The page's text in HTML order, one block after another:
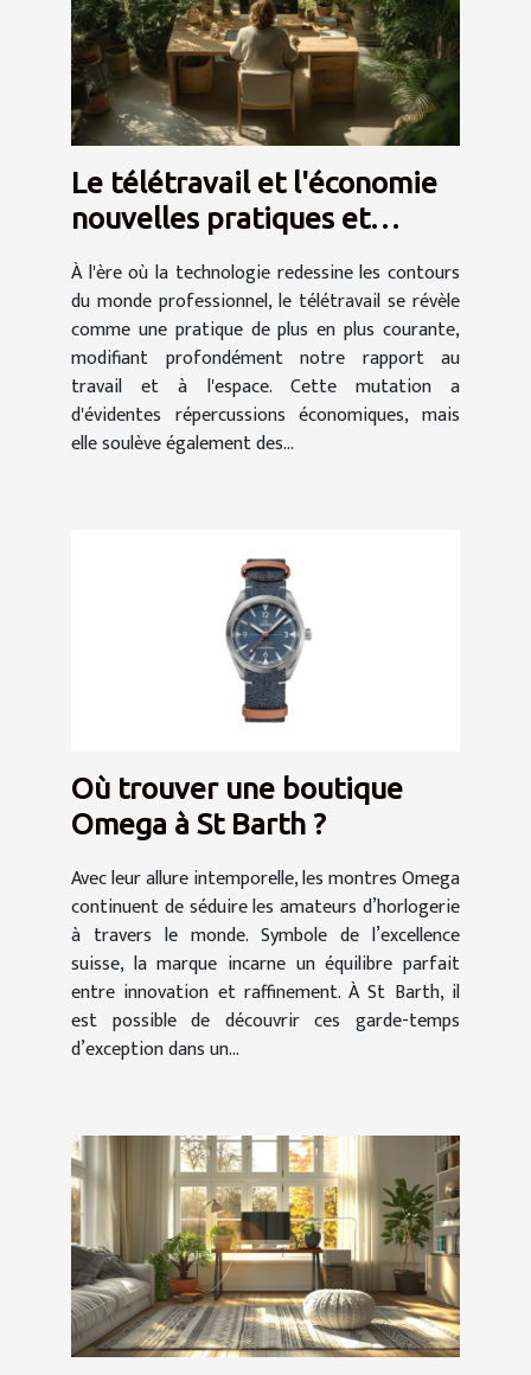
Le télétravail et l'économie
nouvelles pratiques et
implications fiscales
À l'ère où la technologie redessine les contours
du monde professionnel, le télétravail se révèle
comme une pratique de plus en plus courante,
modifiant profondément notre rapport au
travail et à l'espace. Cette mutation a
d'évidentes répercussions économiques, mais
elle soulève également des...
Où trouver une boutique
Omega à St Barth ?
Avec leur allure intemporelle, les montres Omega
continuent de séduire les amateurs d’horlogerie
à travers le monde. Symbole de l’excellence
suisse, la marque incarne un équilibre parfait
entre innovation et raffinement. À St Barth, il
est possible de découvrir ces garde-temps
d’exception dans un...